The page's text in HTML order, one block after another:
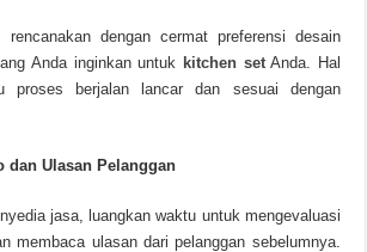
rencanakan dengan cermat preferensi desain
Anda inginkan untuk kitchen setAnda. Hal
proses berjalan lancar dan sesuai dengan
dan Ulasan Pelanggan
jasa, luangkan waktu untuk mengevaluasi
membaca ulasan dari pelanggan sebelumnya.